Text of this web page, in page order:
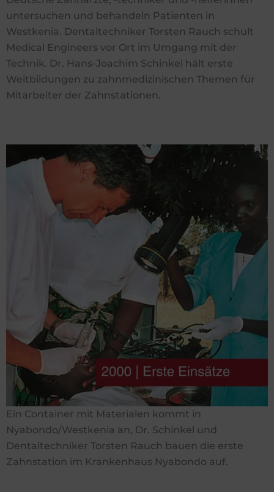
untersuchen und behandeln Patienten in
Westkenia. Dentaltechniker Torsten Rauch schult
Medical Engineers vor Ort im Umgang mit der
Technik. Dr. Hans-Joachim Schinkel hält erste
Weitbildungen zu zahnmedizinischen Themen für
Mitarbeiter der Zahnstationen.
Ein Container mit Materialen kommt in
Nyabondo/Westkenia an, Dr. Schinkel und
Dentaltechniker Torsten Rauch bauen die erste
Zahnstation im Krankenhaus Nyabondo auf.